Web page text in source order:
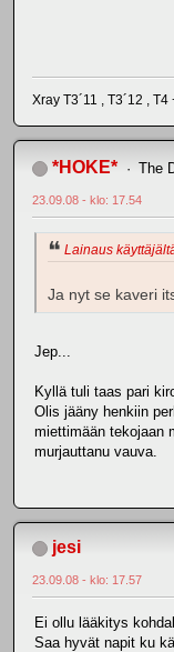
Xray T3´11 , T3´12 ,
*HOKE* The
23.09.08 - klo: 17.54
Lainaus
Ja nyt se kaveri
Jep...
Kyllä tuli taas pari
Olis jääny henkiin
miettimään tekojaan
murjauttanu vauva.
jesi
23.09.08 - klo: 17.57
Ei ollu lääkitys
Saa hyvät napit ku